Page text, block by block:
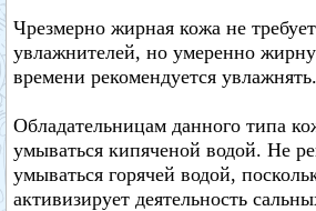
Чрезмерно жирная кожа не
увлажнителей, но умеренно
времени рекомендуется увлажнять.
Обладательницам данного типа
умываться кипяченой водой. Не
умываться горячей водой,
активизирует деятельность